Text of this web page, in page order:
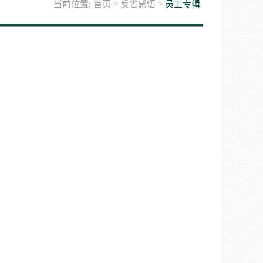
当前位置: 首页 > 反省感悟 > 员工专辑